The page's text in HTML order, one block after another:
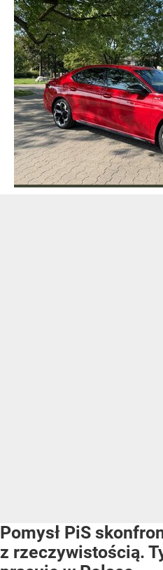
Pomysł PiS
z rzeczywistością.